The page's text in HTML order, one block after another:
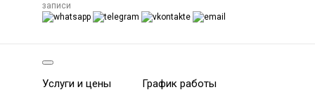
записи
Услуги и цены График работы